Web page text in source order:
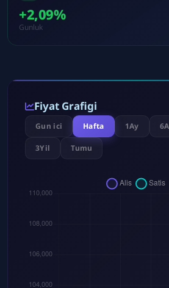
+2,09%
Gunluk
Fiyat Grafigi
Gun ici Hafta 1Ay
3Yil Tumu